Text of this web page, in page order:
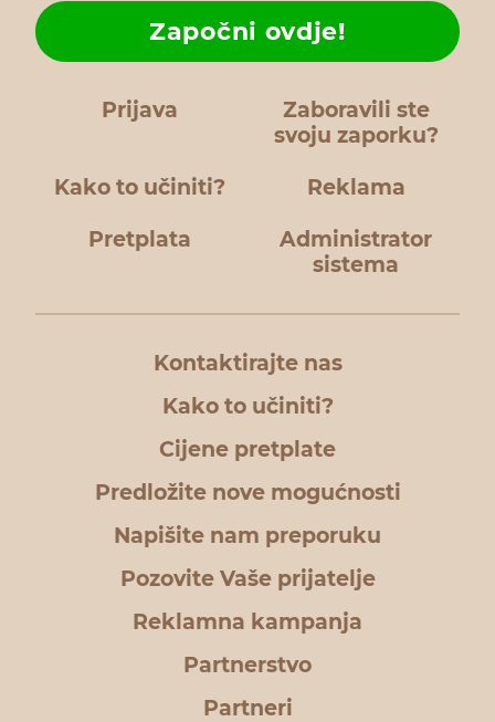
Prijava
Zaboravili ste
svoju zaporku?
Kako to učiniti?
Započni ovdje!
Reklama
Pretplata
Administrator
sistema
Kontaktirajte nas
Kako to učiniti?
Cijene pretplate
Predložite nove mogućnosti
Napišite nam preporuku
Pozovite Vaše prijatelje
Reklamna kampanja
Partnerstvo
Partneri